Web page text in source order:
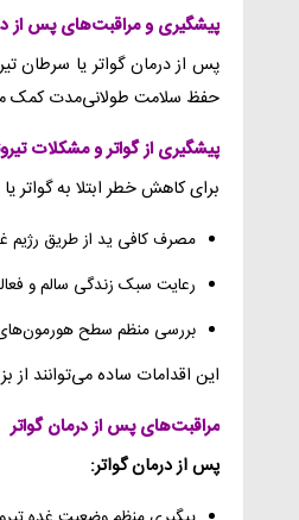
پیشگیری و مراقبت‌های پس از
پس از درمان گواتر یا سرطان
حفظ سلامت طولانی‌مدت کمک
پیشگیری از گواتر و مشکلات
برای کاهش خطر ابتلا به گواتر
مصرف کافی ید از طریق رژیم
رعایت سبک زندگی سالم و
بررسی منظم سطح هورمون‌های
این اقدامات ساده می‌توانند از
مراقبت‌های پس از درمان گواتر
پس از درمان گواتر: